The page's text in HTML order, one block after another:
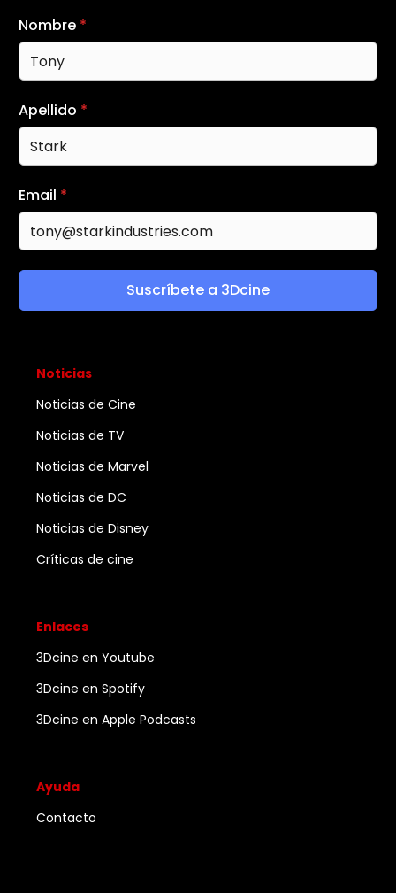
Nombre *
Apellido *
Email *
Suscríbete a 3Dcine
Noticias
Noticias de Cine
Noticias de TV
Noticias de Marvel
Noticias de DC
Noticias de Disney
Críticas de cine
Enlaces
3Dcine en Youtube
3Dcine en Spotify
3Dcine en Apple Podcasts
Ayuda
Contacto